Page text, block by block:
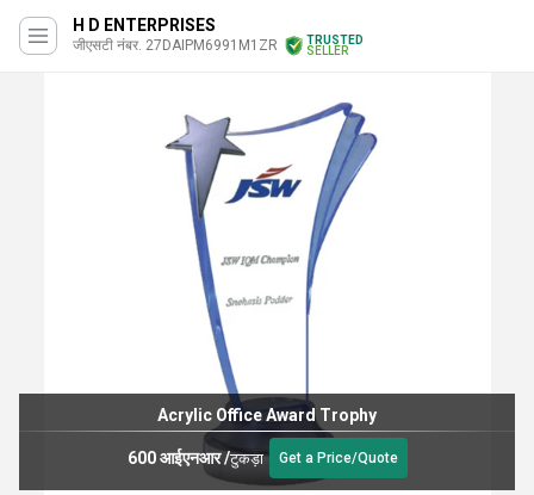
H D ENTERPRISES
जीएसटी नंबर. 27DAIPM6991M1ZR
TRUSTED
SELLER
Acrylic Office Award Trophy
600 आईएनआर/टुकड़ा Get a Price/Quote